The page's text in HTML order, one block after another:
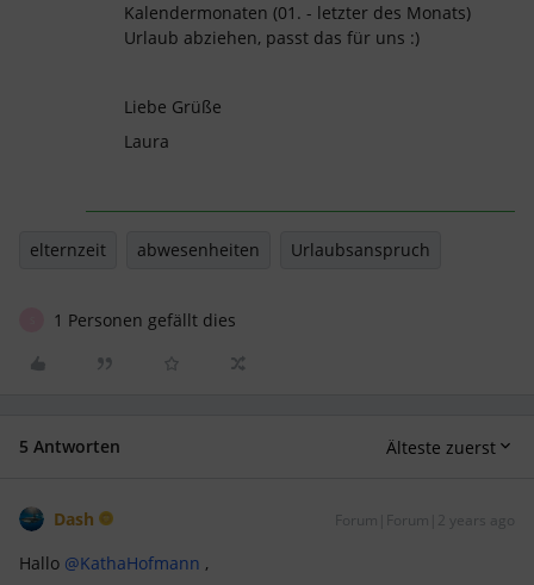
Kalendermonaten (01. - letzter des Monats)
Urlaub abziehen, passt das für uns :)
Liebe Grüße
Laura
elternzeit abwesenheiten Urlaubsanspruch
1 Personen gefällt dies
5 Antworten Älteste zuerst
Dash Forum|Forum|2 years ago
Hallo @KathaHofmann ,